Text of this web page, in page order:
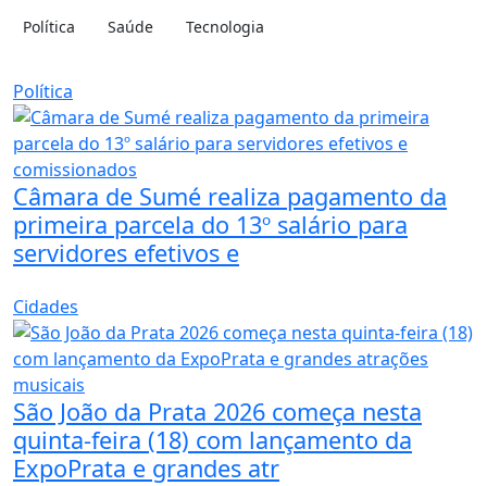
Política Saúde Tecnologia
Política
Câmara de Sumé realiza pagamento da
primeira parcela do 13º salário para
servidores efetivos e
Cidades
São João da Prata 2026 começa nesta
quinta-feira (18) com lançamento da
ExpoPrata e grandes atr